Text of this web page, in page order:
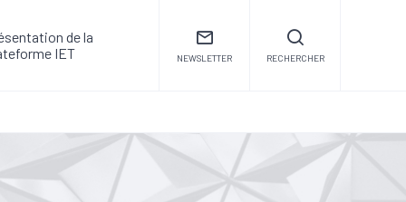
de la
IET
NEWSLETTER RECHERCHER